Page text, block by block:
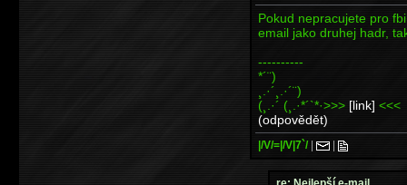
Pokud nepracujete pro
email jako druhej hadr,
----------
*´¨)
¸.·´¸.·´¨)
(¸.·´ (¸.·*´`*·>>> [link] <<<
(odpovědět)
|/V/=|/V|7`/| |